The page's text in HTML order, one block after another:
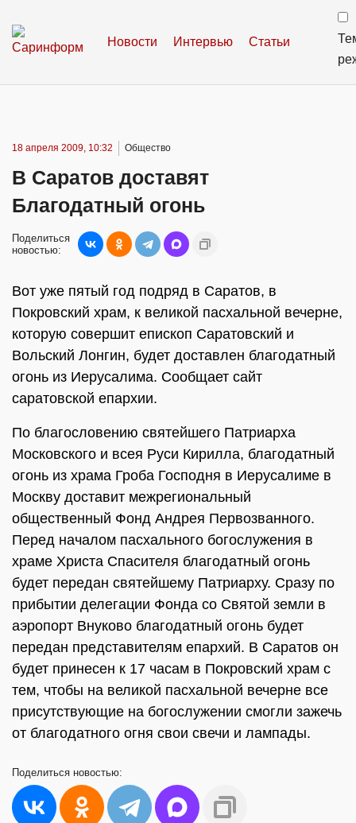
Новости Интервью Статьи
18 апреля 2009, 10:32 Общество
В Саратов доставят
Благодатный огонь
Поделиться
новостью:
Вот уже пятый год подряд в Саратов, в
Покровский храм, к великой пасхальной вечерне,
которую совершит епископ Саратовский и
Вольский Лонгин, будет доставлен благодатный
огонь из Иерусалима. Сообщает сайт
саратовской епархии.
По благословению святейшего Патриарха
Московского и всея Руси Кирилла, благодатный
огонь из храма Гроба Господня в Иерусалиме в
Москву доставит межрегиональный
общественный Фонд Андрея Первозванного.
Перед началом пасхального богослужения в
храме Христа Спасителя благодатный огонь
будет передан святейшему Патриарху. Сразу по
прибытии делегации Фонда со Святой земли в
аэропорт Внуково благодатный огонь будет
передан представителям епархий. В Саратов он
будет принесен к 17 часам в Покровский храм с
тем, чтобы на великой пасхальной вечерне все
присутствующие на богослужении смогли зажечь
от благодатного огня свои свечи и лампады.
Поделиться новостью: